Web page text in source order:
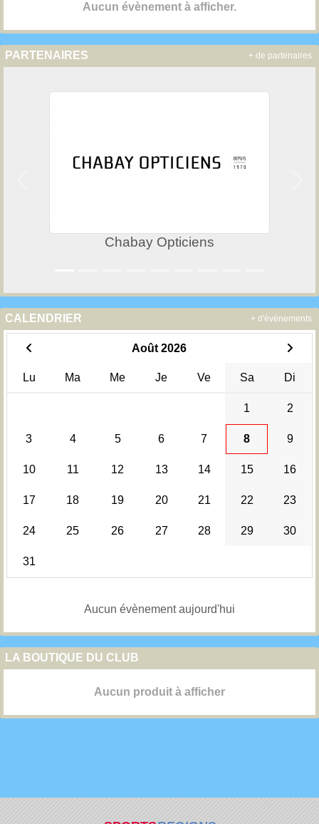
Aucun évènement à afficher.
PARTENAIRES
Chabay Opticiens
+ de partenaires
CALENDRIER
Août 2026
Lu Ma Me Je Ve Sa Di
1 2
3 4 5 6 7 8 9
10 11 12 13 14 15 16
17 18 19 20 21 22 23
24 25 26 27 28 29 30
31
Aucun évènement aujourd'hui
+ d'évènements
LA BOUTIQUE DU CLUB
Aucun produit à afficher